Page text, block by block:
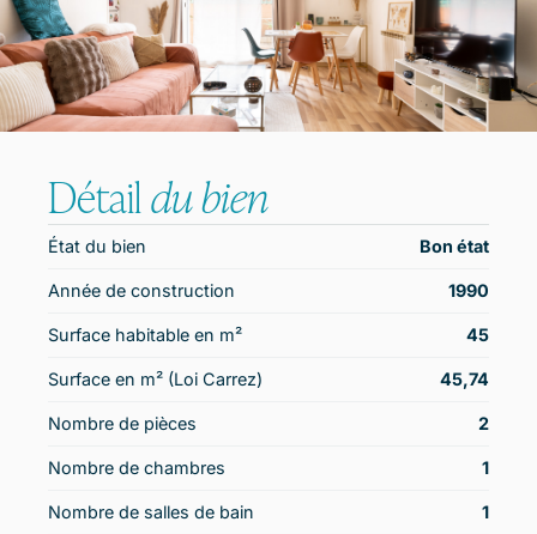
Détaildu bien
État du bien Bon état
Année de construction 1990
Surface habitable en m² 45
Surface en m² (Loi Carrez) 45,74
Nombre de pièces 2
Nombre de chambres 1
Nombre de salles de bain 1